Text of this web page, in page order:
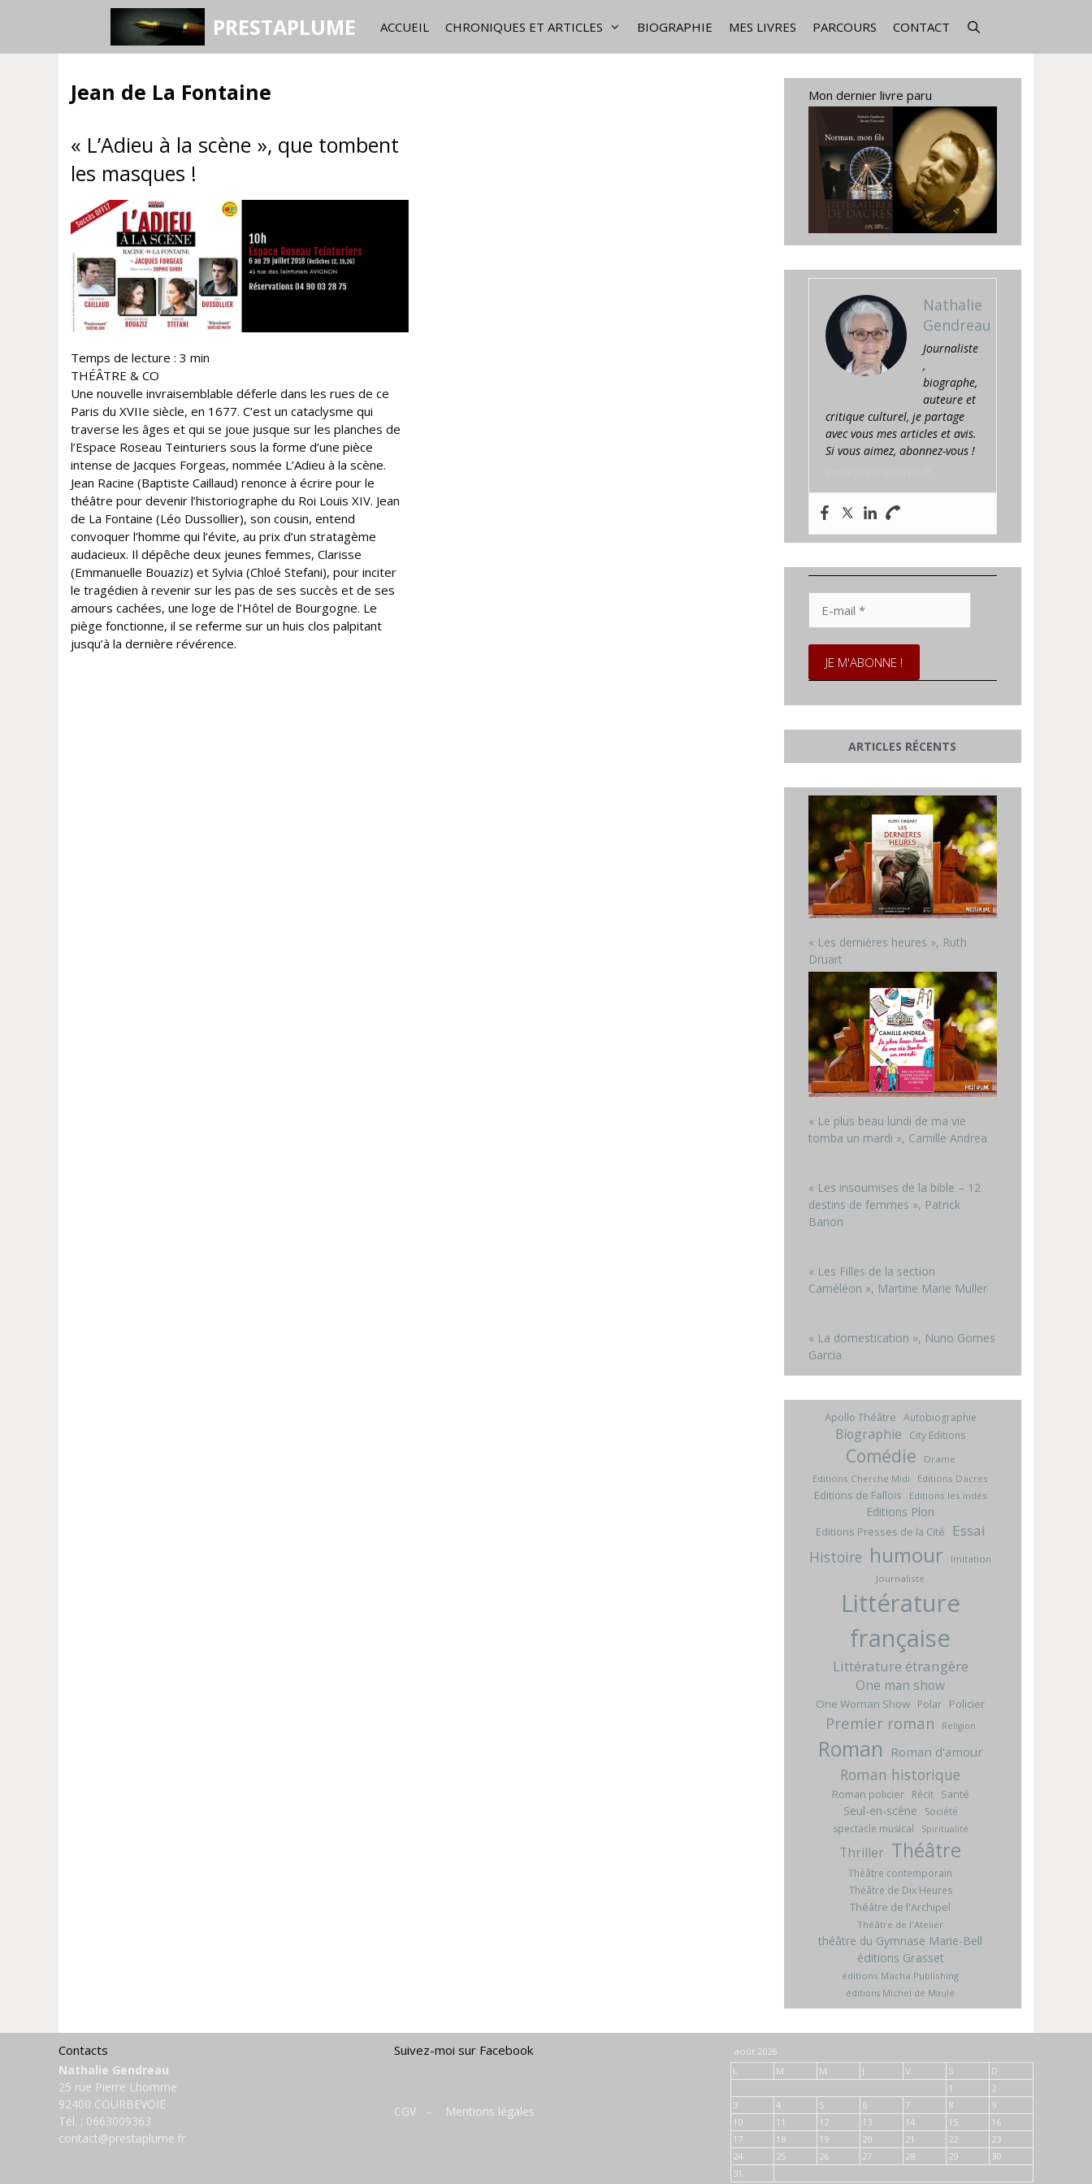
PRESTAPLUME ACCUEIL CHRONIQUES ET ARTICLES BIOGRAPHIE MES LIVRES PARCOURS CONTACT
Jean de La Fontaine
« L’Adieu à la scène », que tombent
les masques !
Temps de lecture : 3 min
THÉÂTRE & CO
Une nouvelle invraisemblable déferle dans les rues de ce
Paris du XVIIe siècle, en 1677. C’est un cataclysme qui
traverse les âges et qui se joue jusque sur les planches de
l’Espace Roseau Teinturiers sous la forme d’une pièce
intense de Jacques Forgeas, nommée L’Adieu à la scène.
Jean Racine (Baptiste Caillaud) renonce à écrire pour le
théâtre pour devenir l’historiographe du Roi Louis XIV. Jean
de La Fontaine (Léo Dussollier), son cousin, entend
convoquer l’homme qui l’évite, au prix d’un stratagème
audacieux. Il dépêche deux jeunes femmes, Clarisse
(Emmanuelle Bouaziz) et Sylvia (Chloé Stefani), pour inciter
le tragédien à revenir sur les pas de ses succès et de ses
amours cachées, une loge de l’Hôtel de Bourgogne. Le
piège fonctionne, il se referme sur un huis clos palpitant
jusqu’à la dernière révérence.
Mon dernier livre paru
Nathalie
Gendreau
Journaliste
,
biographe,
auteure et
critique culturel, je partage
avec vous mes articles et avis.
Si vous aimez, abonnez-vous !
mail
*
ARTICLES RÉCENTS
« Les dernières heures », Ruth
Druart
« Le plus beau lundi de ma vie
tomba un mardi », Camille Andrea
« Les insoumises de la bible – 12
destins de femmes », Patrick
Banon
« Les Filles de la section
Caméléon », Martine Marie Muller
« La domestication », Nuno Gomes
Garcia
Apollo Théâtre Autobiographie
Biographie City Editions
Comédie
Drame
Editions Cherche Midi
Editions Dacres
Editions de Fallois Editions les indés
Editions Plon
Editions Presses de la Cité Essai
Histoire humour
Imitation
Journaliste
Littérature
française
Littérature étrangère
One man show
One Woman Show Polar Policier
Premier roman Religion
Roman Roman d'amour
Roman historique
Roman policier Récit Santé
Seul-en-scène
Société
spectacle musical
Spiritualité
Thriller Théâtre
Théâtre contemporain
Théâtre de Dix Heures
Théâtre de l'Archipel
Théâtre de l'Atelier
théâtre du Gymnase Marie-Bell
éditions Grasset
éditions Macha Publishing
éditions Michel de Maule
Contacts
Nathalie Gendreau
25 rue Pierre Lhomme
92400 COURBEVOIE
Tél. : 0663009363
contact@prestaplume.fr
Suivez-moi sur Facebook
CGV – Mentions légales
août 2026
L
M M J V S
D
1
2
3
4 5 6 7 8
9
10
11 12 13 14 15
16
17
18 19 20 21 22
23
24
25 26 27 28 29
30
31